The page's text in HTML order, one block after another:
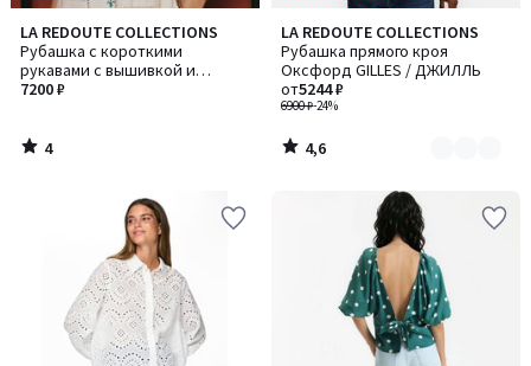
LA REDOUTE COLLECTIONS
Рубашка с короткими
рукавами с вышивкой и
мережками
7200 ₽
4
/
5
4
/
LA REDOUTE COLLECTIONS
Рубашка прямого кроя
Оксфорд GILLES / ДЖИЛЛЬ
6900 ₽-24%
от5244 ₽
4,6
/ 5
Количество
цветов:
2
4,6
/